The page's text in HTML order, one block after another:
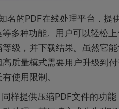
名的PDF在线处理平台，提
多种功能。用户可以轻松上
级，并下载结果。虽然它
质量模式需要用户升级到
使用限制。
同样提供压缩PDF文件的功能